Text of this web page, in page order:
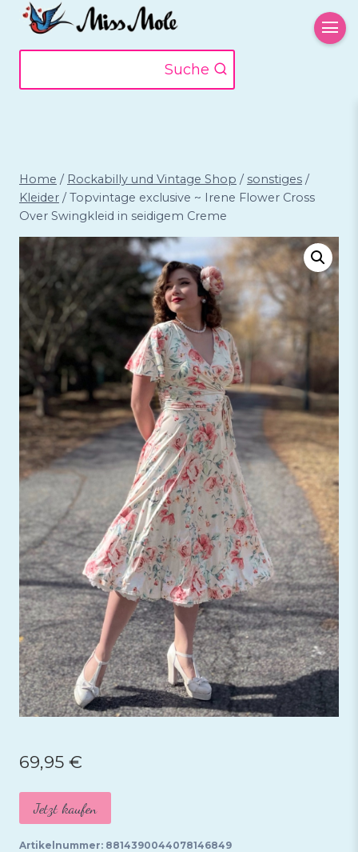
Zum
Inhalt
springen
Suche
Home / Rockabilly und Vintage Shop / sonstiges /
Kleider / Topvintage exclusive ~ Irene Flower Cross
Over Swingkleid in seidigem Creme
69,95 €
Jetzt kaufen
Artikelnummer: 8814390044078146849